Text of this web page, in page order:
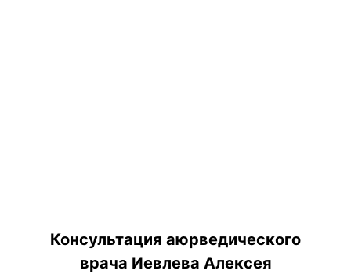
Консультация аюрведического
врача Иевлева Алексея